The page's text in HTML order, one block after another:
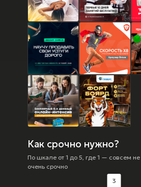
Как срочно нужно?
По шкале от 1 до 5, где 1 — совсем
очень срочно
3